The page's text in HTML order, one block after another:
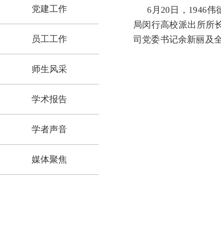
党建工作
员工工作
师生风采
学术报告
学者声音
媒体聚焦
6月20日，1946
局闵行高校派出所所
司党委书记余新丽及